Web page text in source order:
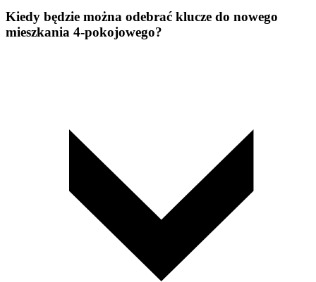
Kiedy będzie można odebrać klucze do nowego
mieszkania 4-pokojowego?